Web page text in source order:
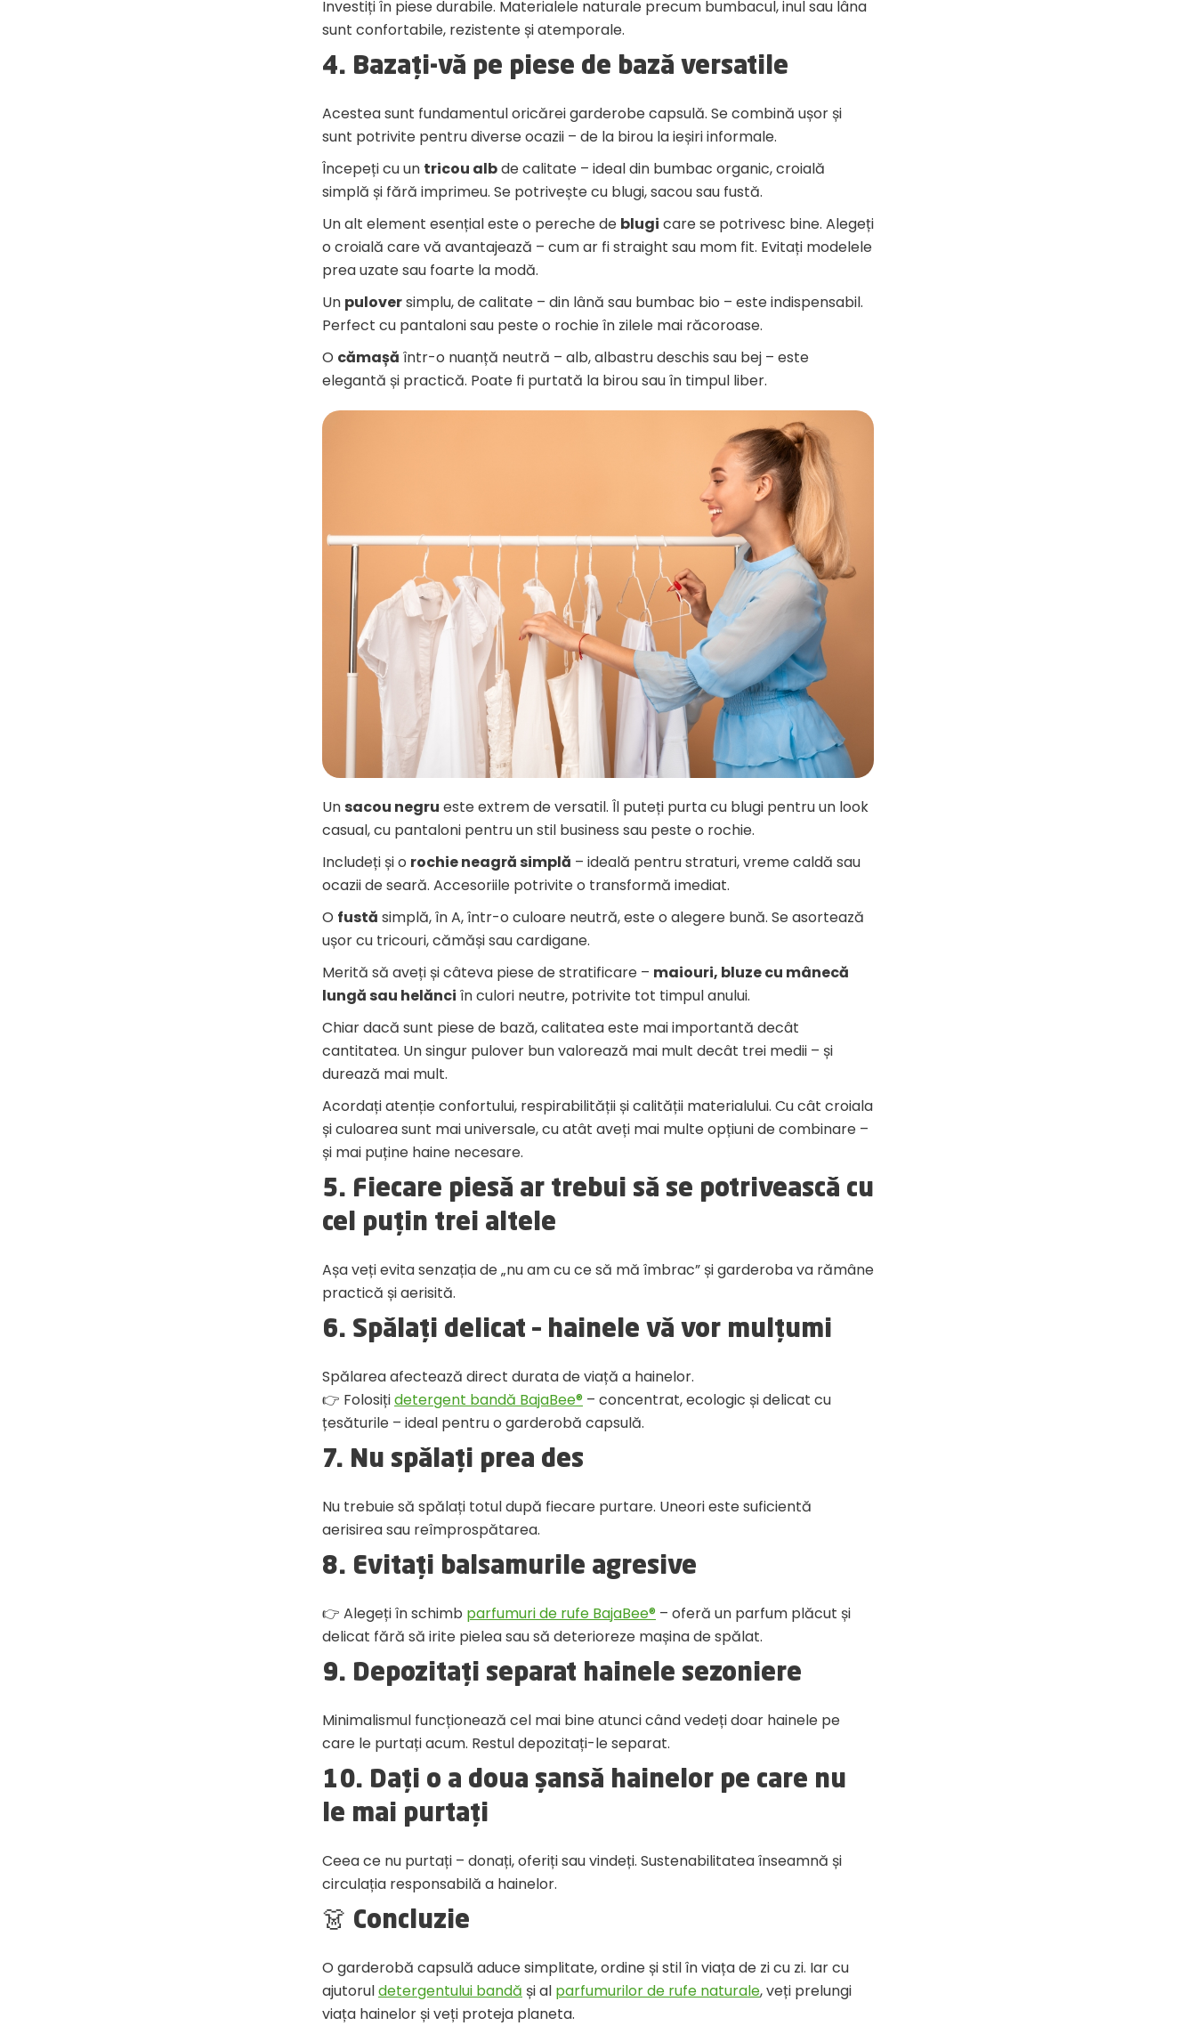
Investiți în piese durabile. Materialele naturale precum bumbacul, inul sau lâna
sunt confortabile, rezistente și atemporale.
4. Bazați-vă pe piese de bază versatile
Acestea sunt fundamentul oricărei garderobe capsulă. Se combină ușor și
sunt potrivite pentru diverse ocazii – de la birou la ieșiri informale.
Începeți cu un tricou albde calitate – ideal din bumbac organic, croială
simplă și fără imprimeu. Se potrivește cu blugi, sacou sau fustă.
Un alt element esențial este o pereche de blugi care se potrivesc bine. Alegeți
o croială care vă avantajează – cum ar fi straight sau mom fit. Evitați modelele
prea uzate sau foarte la modă.
Un puloversimplu, de calitate – din lână sau bumbac bio – este indispensabil.
Perfect cu pantaloni sau peste o rochie în zilele mai răcoroase.
O cămașă într-o nuanță neutră – alb, albastru deschis sau bej – este
elegantă și practică. Poate fi purtată la birou sau în timpul liber.
Un sacou negru este extrem de versatil. Îl puteți purta cu blugi pentru un look
casual, cu pantaloni pentru un stil business sau peste o rochie.
Includeți și o rochie neagră simplă – ideală pentru straturi, vreme caldă sau
ocazii de seară. Accesoriile potrivite o transformă imediat.
O fustă simplă, în A, într-o culoare neutră, este o alegere bună. Se asortează
ușor cu tricouri, cămăși sau cardigane.
Merită să aveți și câteva piese de stratificare – maiouri, bluze cu mânecă
lungă sau helănci în culori neutre, potrivite tot timpul anului.
Chiar dacă sunt piese de bază, calitatea este mai importantă decât
cantitatea. Un singur pulover bun valorează mai mult decât trei medii – și
durează mai mult.
Acordați atenție confortului, respirabilității și calității materialului. Cu cât croiala
și culoarea sunt mai universale, cu atât aveți mai multe opțiuni de combinare –
și mai puține haine necesare.
5. Fiecare piesă ar trebui să se potrivească cu
cel puțin trei altele
Așa veți evita senzația de „nu am cu ce să mă îmbrac” și garderoba va rămâne
practică și aerisită.
6. Spălați delicat – hainele vă vor mulțumi
Spălarea afectează direct durata de viață a hainelor.
👉 Folosițidetergent bandă BajaBee® – concentrat, ecologic și delicat cu
țesăturile – ideal pentru o garderobă capsulă.
7. Nu spălați prea des
Nu trebuie să spălați totul după fiecare purtare. Uneori este suficientă
aerisirea sau reîmprospătarea.
8. Evitați balsamurile agresive
👉 Alegeți în schimb parfumuri de rufe BajaBee® – oferă un parfum plăcut și
delicat fără să irite pielea sau să deterioreze mașina de spălat.
9. Depozitați separat hainele sezoniere
Minimalismul funcționează cel mai bine atunci când vedeți doar hainele pe
care le purtați acum. Restul depozitați-le separat.
10. Dați o a doua șansă hainelor pe care nu
le mai purtați
Ceea ce nu purtați – donați, oferiți sau vindeți. Sustenabilitatea înseamnă și
circulația responsabilă a hainelor.
👗 Concluzie
O garderobă capsulă aduce simplitate, ordine și stil în viața de zi cu zi. Iar cu
ajutoruldetergentului bandă și al parfumurilor de rufe naturale, veți prelungi
viața hainelor și veți proteja planeta.